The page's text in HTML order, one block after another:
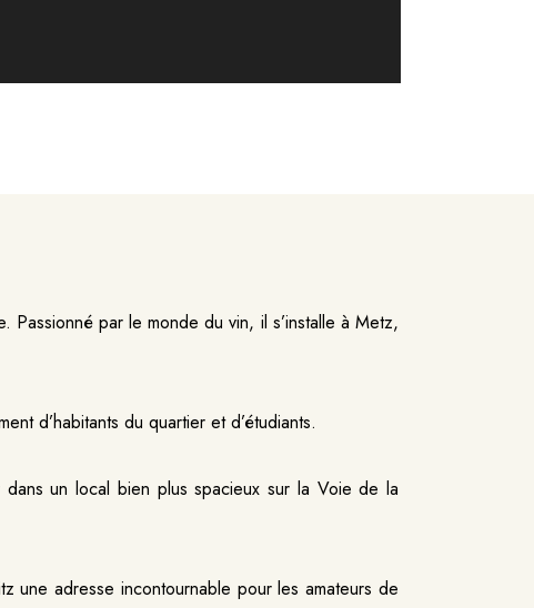
Passionné par le monde du vin, il s’installe à Metz,
d’habitants du quartier et d’étudiants.
un local bien plus spacieux sur la Voie de la
une adresse incontournable pour les amateurs de